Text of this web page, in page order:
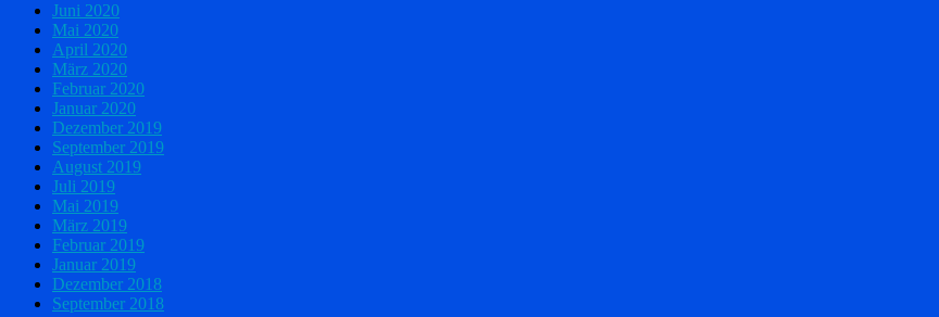
Juni 2020
Mai 2020
April 2020
März 2020
Februar 2020
Januar 2020
Dezember 2019
September 2019
August 2019
Juli 2019
Mai 2019
März 2019
Februar 2019
Januar 2019
Dezember 2018
September 2018